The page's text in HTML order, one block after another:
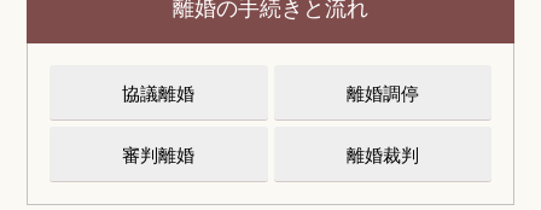
協議離婚 離婚調停
審判離婚 離婚裁判